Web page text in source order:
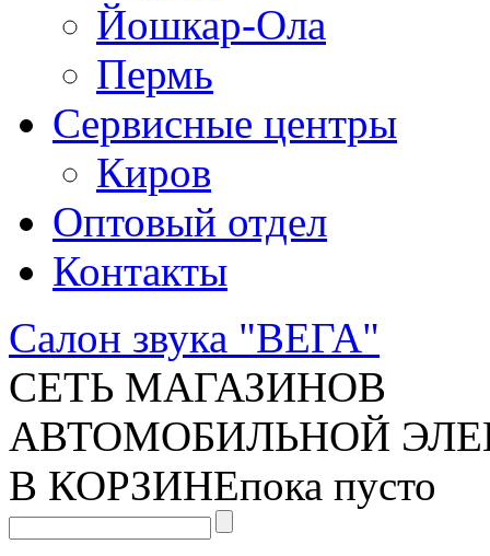
Йошкар-Ола
Пермь
Сервисные центры
Киров
Оптовый отдел
Контакты
Салон звука "ВЕГА"
СЕТЬ МАГАЗИНОВ
АВТОМОБИЛЬНОЙ
В КОРЗИНЕпока пусто